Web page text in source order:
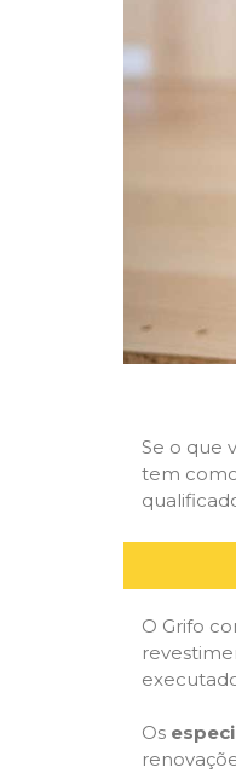
Se o que
tem
O Grifo
Os